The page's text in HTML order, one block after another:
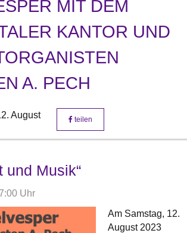
MIT DEM
KANTOR UND
A. PECH
August
teilen
und Musik“
Uhr
Am Samstag, 12.
August 2023